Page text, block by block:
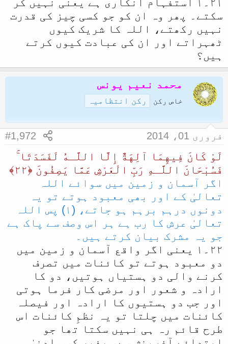
ا
سکتے۔ پھر وہ ان کو جو کسی چیز کی قدرت
نہیں رکھتے، اللہ کا شریک کیوں
ٹھہراتے اور ان کی عبادت کیوں کرتے
ہیں؟
محمد نعیم یونس
خاص رکن رکن انتظامیہ
فروری 01، 2014 #1,972
لَوْ كَانَ فِيهِمَا آلِهَةٌ إِلَّا اللَّـهُ لَفَسَدَتَا ۚ
فَسُبْحَانَ اللَّـهِ رَ‌بِّ الْعَرْ‌شِ عَمَّا يَصِفُونَ ﴿٢٢﴾
اگر آسمان و زمین میں سوائے اللہ
تعالیٰ کے اور بھی معبود ہوتے تو یہ
دونوں درہم برہم ہو جاتے، (١) پس اللہ
تعالیٰ عرش کا رب ہے ہر اس وصف سے پاک ہے
جو یہ مشرک بیان کرتے ہیں۔
٢٢۔١ یعنی اگر واقع آسمان و زمین میں
دو معبود ہوتے تو کائنات میں تصرف
کرنے والی دو ہستیاں ہوتیں، دو کا
ارادہ و شعور اور مرضی کار فرما ہوتی
اور جب دو ہستیوں کا ارادہ اور فیصلہ
کائنات میں چلتا تو یہ نظمِ کائنات اس
طرح قائم رہ ہی نہیں سکتا تھا جو